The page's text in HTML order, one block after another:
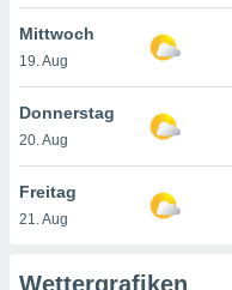
von
und
auf
klicken.
Mittwoch
19. Aug
Donnerstag
20. Aug
Freitag
21. Aug
Wettergrafiken